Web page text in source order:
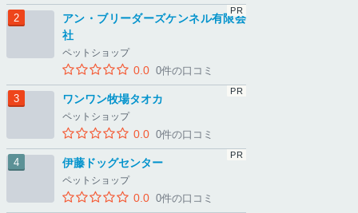
アン・ブリーダーズケンネル有限会
社
ペットショップ
0.0 0件の口コミ
ワンワン牧場タオカ
ペットショップ
0.0 0件の口コミ
伊藤ドッグセンター
ペットショップ
0.0 0件の口コミ